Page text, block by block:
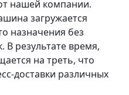
нашей компании.
загружается
назначения без
В результате время,
на треть, что
доставки различных